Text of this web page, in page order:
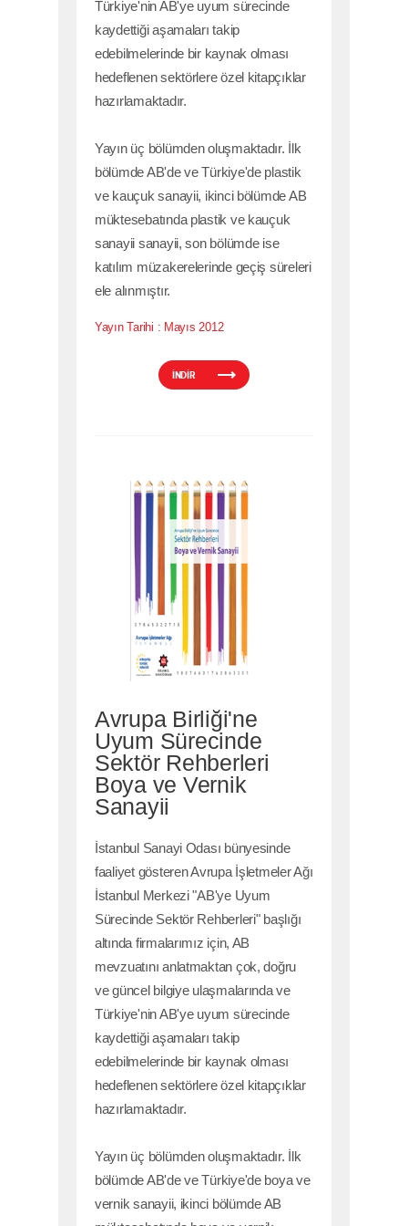
Türkiye'nin AB'ye uyum sürecinde
kaydettiği aşamaları takip
edebilmelerinde bir kaynak olması
hedeflenen sektörlere özel kitapçıklar
hazırlamaktadır.
Yayın üç bölümden oluşmaktadır. İlk
bölümde AB'de ve Türkiye'de plastik
ve kauçuk sanayii, ikinci bölümde AB
müktesebatında plastik ve kauçuk
sanayii sanayii, son bölümde ise
katılım müzakerelerinde geçiş süreleri
ele alınmıştır.
Yayın Tarihi : Mayıs 2012
İNDİR
Avrupa Birliği'ne
Uyum Sürecinde
Sektör Rehberleri
Boya ve Vernik
Sanayii
İstanbul Sanayi Odası bünyesinde
faaliyet gösteren Avrupa İşletmeler Ağı
İstanbul Merkezi "AB'ye Uyum
Sürecinde Sektör Rehberleri" başlığı
altında firmalarımız için, AB
mevzuatını anlatmaktan çok, doğru
ve güncel bilgiye ulaşmalarında ve
Türkiye'nin AB'ye uyum sürecinde
kaydettiği aşamaları takip
edebilmelerinde bir kaynak olması
hedeflenen sektörlere özel kitapçıklar
hazırlamaktadır.
Yayın üç bölümden oluşmaktadır. İlk
bölümde AB'de ve Türkiye'de boya ve
vernik sanayii, ikinci bölümde AB